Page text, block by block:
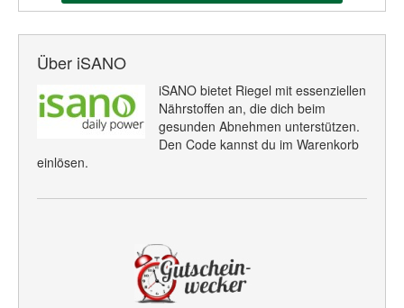
Über iSANO
iSANO bietet Riegel mit essenziellen
Nährstoffen an, die dich beim
gesunden Abnehmen unterstützen.
Den Code kannst du im Warenkorb
einlösen.